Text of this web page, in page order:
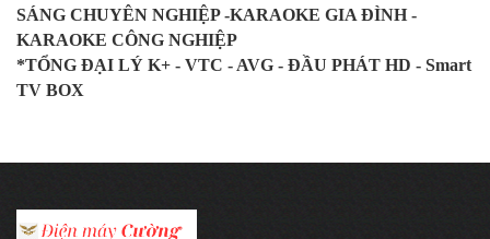
SÁNG CHUYÊN NGHIỆP -KARAOKE GIA ĐÌNH -
KARAOKE CÔNG NGHIỆP
*TỔNG ĐẠI LÝ K+ - VTC - AVG - ĐẦU PHÁT HD - Smart
TV BOX